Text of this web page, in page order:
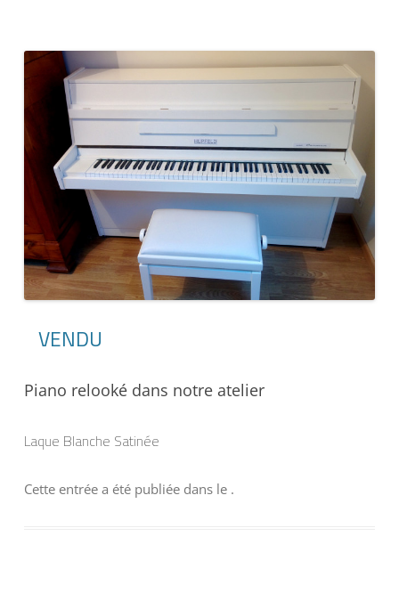
VENDU
Piano relooké dans notre atelier
Laque Blanche Satinée
Cette entrée a été publiée dans le .